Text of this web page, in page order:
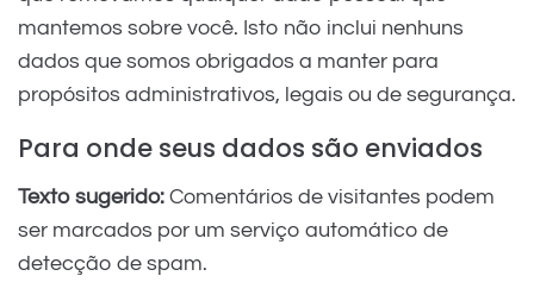
mantemos sobre você. Isto não inclui nenhuns
dados que somos obrigados a manter para
propósitos administrativos, legais ou de segurança.
Para onde seus dados são enviados
Texto sugerido: Comentários de visitantes podem
ser marcados por um serviço automático de
detecção de spam.